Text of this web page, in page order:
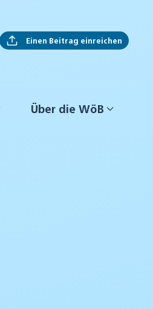
Einen Beitrag einreichen
Über die WöB